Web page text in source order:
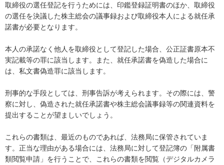
取締役の選任登記を行うためには、印鑑登録証明書のほか、取締役
の選任を決議した株主総会の議事録および取締役本人による就任承
諾書が必要となります。
本人の承諾なく他人を取締役として登記した場合、公正証書原本不
実記載等の罪に該当します。また、就任承諾書を偽造した場合に
は、私文書偽造罪に該当します。
刑事的な手段としては、刑事告訴が考えられます。その際には、警
察に対し、偽造された就任承諾書や株主総会議事録等の関連資料を
提出することが望ましいでしょう。
これらの書類は、最近のものであれば、法務局に保管されていま
す。正当な理由がある場合には、法務局に対して登記簿の「附属書
類閲覧申請」を行うことで、これらの書類を閲覧（デジタルカメラ